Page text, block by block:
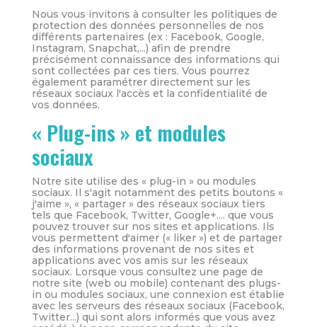
Nous vous invitons à consulter les politiques de
protection des données personnelles de nos
différents partenaires (ex : Facebook, Google,
Instagram, Snapchat,...) afin de prendre
précisément connaissance des informations qui
sont collectées par ces tiers. Vous pourrez
également paramétrer directement sur les
réseaux sociaux l'accès et la confidentialité de
vos données.
« Plug-ins » et modules
sociaux
Notre site utilise des « plug-in » ou modules
sociaux. Il s'agit notamment des petits boutons «
j'aime », « partager » des réseaux sociaux tiers
tels que Facebook, Twitter, Google+.... que vous
pouvez trouver sur nos sites et applications. Ils
vous permettent d'aimer (« liker ») et de partager
des informations provenant de nos sites et
applications avec vos amis sur les réseaux
sociaux. Lorsque vous consultez une page de
notre site (web ou mobile) contenant des plugs-
in ou modules sociaux, une connexion est établie
avec les serveurs des réseaux sociaux (Facebook,
Twitter...) qui sont alors informés que vous avez